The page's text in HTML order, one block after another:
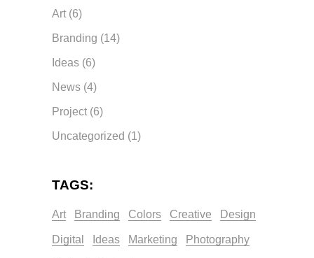
Art (6)
Branding (14)
Ideas (6)
News (4)
Project (6)
Uncategorized (1)
TAGS:
Art Branding Colors Creative Design
Digital Ideas Marketing Photography